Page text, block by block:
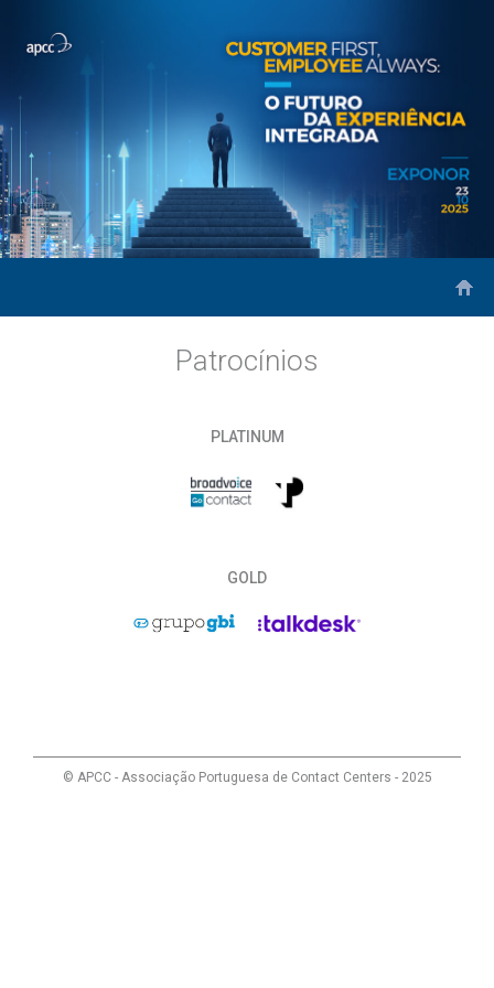
Patrocínios
PLATINUM
GOLD
© APCC - Associação Portuguesa de Contact Centers - 2025